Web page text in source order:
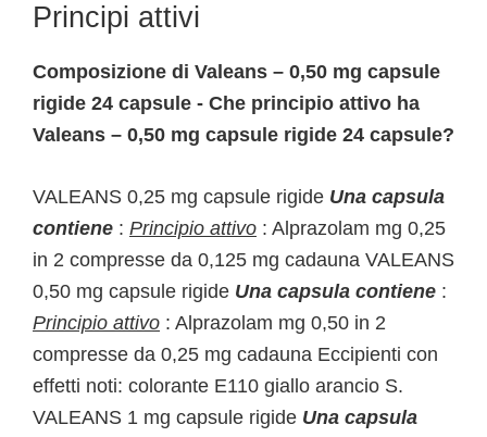
Principi attivi
Composizione di Valeans – 0,50 mg capsule
rigide 24 capsule - Che principio attivo ha
Valeans – 0,50 mg capsule rigide 24 capsule?
VALEANS 0,25 mg capsule rigide Una capsula
contiene : Principio attivo : Alprazolam mg 0,25
in 2 compresse da 0,125 mg cadauna VALEANS
0,50 mg capsule rigide Una capsula contiene :
Principio attivo : Alprazolam mg 0,50 in 2
compresse da 0,25 mg cadauna Eccipienti con
effetti noti: colorante E110 giallo arancio S.
VALEANS 1 mg capsule rigide Una capsula